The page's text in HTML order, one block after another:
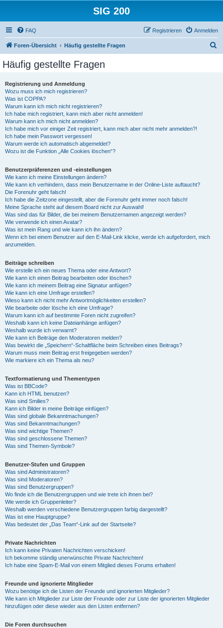
SIG 200
FAQ Anmelden
Registrieren
Foren-Übersicht Häufig gestellte Fragen
Häufig gestellte Fragen
Registrierung und Anmeldung
Wozu muss ich mich registrieren?
Was ist COPPA?
Warum kann ich mich nicht registrieren?
Ich habe mich registriert, kann mich aber nicht anmelden!
Warum kann ich mich nicht anmelden?
Ich habe mich vor einiger Zeit registriert, kann mich aber nicht mehr anmelden?!
Ich habe mein Passwort vergessen!
Warum werde ich automatisch abgemeldet?
Wozu ist die Funktion „Alle Cookies löschen“?
Benutzerpräferenzen und -einstellungen
Wie kann ich meine Einstellungen ändern?
Wie kann ich verhindern, dass mein Benutzername in der Online-Liste auftaucht?
Die Forenuhr geht falsch!
Ich habe die Zeitzone eingestellt, aber die Forenuhr geht immer noch falsch!
Meine Sprache steht auf diesem Board nicht zur Auswahl!
Was sind das für Bilder, die bei meinem Benutzernamen angezeigt werden?
Wie verwende ich einen Avatar?
Was ist mein Rang und wie kann ich ihn ändern?
Wenn ich bei einem Benutzer auf den E-Mail-Link klicke, werde ich aufgefordert, mich
anzumelden.
Beiträge schreiben
Wie erstelle ich ein neues Thema oder eine Antwort?
Wie kann ich einen Beitrag bearbeiten oder löschen?
Wie kann ich meinem Beitrag eine Signatur anfügen?
Wie kann ich eine Umfrage erstellen?
Wieso kann ich nicht mehr Antwortmöglichkeiten erstellen?
Wie bearbeite oder lösche ich eine Umfrage?
Warum kann ich auf bestimmte Foren nicht zugreifen?
Weshalb kann ich keine Dateianhänge anfügen?
Weshalb wurde ich verwarnt?
Wie kann ich Beiträge den Moderatoren melden?
Was bewirkt die „Speichern“-Schaltfläche beim Schreiben eines Beitrags?
Warum muss mein Beitrag erst freigegeben werden?
Wie markiere ich ein Thema als neu?
Textformatierung und Thementypen
Was ist BBCode?
Kann ich HTML benutzen?
Was sind Smilies?
Kann ich Bilder in meine Beiträge einfügen?
Was sind globale Bekanntmachungen?
Was sind Bekanntmachungen?
Was sind wichtige Themen?
Was sind geschlossene Themen?
Was sind Themen-Symbole?
Benutzer-Stufen und Gruppen
Was sind Administratoren?
Was sind Moderatoren?
Was sind Benutzergruppen?
Wo finde ich die Benutzergruppen und wie trete ich ihnen bei?
Wie werde ich Gruppenleiter?
Weshalb werden verschiedene Benutzergruppen farbig dargestellt?
Was ist eine Hauptgruppe?
Was bedeutet der „Das Team“-Link auf der Startseite?
Private Nachrichten
Ich kann keine Privaten Nachrichten verschicken!
Ich bekomme ständig unerwünschte Private Nachrichten!
Ich habe eine Spam-E-Mail von einem Mitglied dieses Forums erhalten!
Freunde und ignorierte Mitglieder
Wozu benötige ich die Listen der Freunde und ignorierten Mitglieder?
Wie kann ich Mitglieder zur Liste der Freunde oder zur Liste der ignorierten Mitglieder
hinzufügen oder diese wieder aus den Listen entfernen?
Die Foren durchsuchen